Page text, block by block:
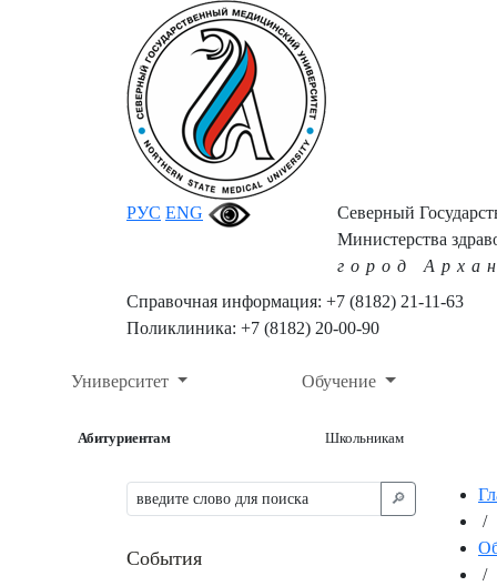
РУС ENG
Северный
Министерства
город
Справочная информация: +7 (8182) 21-11-63
Поликлиника: +7 (8182) 20-00-90
Университет Обучение
Абитуриентам Школьникам
🔎︎
События
/
/